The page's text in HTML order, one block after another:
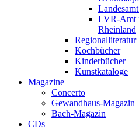
LVR-Amt
Rheinland
Regionalliteratur
Kochbücher
Kinderbücher
Kunstkataloge
Magazine
Concerto
Gewandhaus-Magazin
Bach-Magazin
CDs